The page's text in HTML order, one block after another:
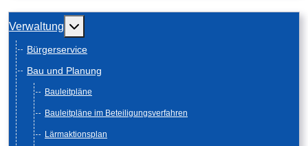
Verwaltung Weitere Informationen: Verwaltung
Bürgerservice
Bau und Planung
Bauleitpläne
Bauleitpläne im Beteiligungsverfahren
Lärmaktionsplan